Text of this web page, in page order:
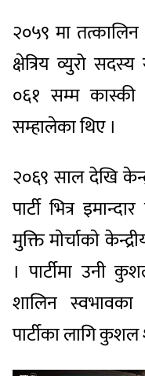
२०५९ मा
क्षेत्रिय व्युरो
०६१ सम्म कास्की
सम्हालेका थिए ।
२०६९ साल देखि
पार्टी भित्र
मुक्ति माेर्चाकाे
। पार्टीमा उनी
शालिन
पार्टीका लागि